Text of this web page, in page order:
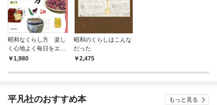
昭和なくらし方 楽し
く心地よく毎日をエシ
カルに過ごす
1,980
昭和のくらしはこんな
だった
2,475
平凡社のおすすめ本 もっと見る